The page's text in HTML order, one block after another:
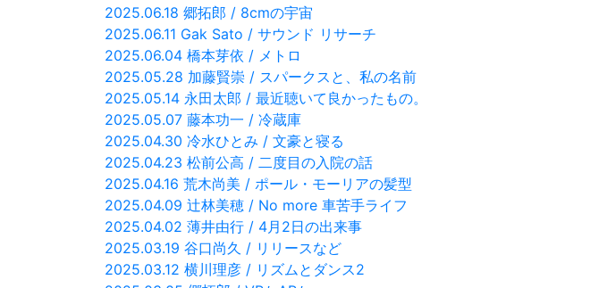
2025.06.18 郷拓郎 / 8cmの宇宙
2025.06.11 Gak Sato / サウンド リサーチ
2025.06.04 橋本芽依 / メトロ
2025.05.28 加藤賢崇 / スパークスと、私の名前
2025.05.14 永田太郎 / 最近聴いて良かったもの。
2025.05.07 藤本功一 / 冷蔵庫
2025.04.30 冷水ひとみ / 文豪と寝る
2025.04.23 松前公高 / 二度目の入院の話
2025.04.16 荒木尚美 / ポール・モーリアの髪型
2025.04.09 辻林美穂 / No more 車苦手ライフ
2025.04.02 薄井由行 / 4月2日の出来事
2025.03.19 谷口尚久 / リリースなど
2025.03.12 横川理彦 / リズムとダンス2